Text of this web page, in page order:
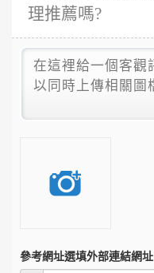
理推薦嗎?
參考網址選填外部連結網址